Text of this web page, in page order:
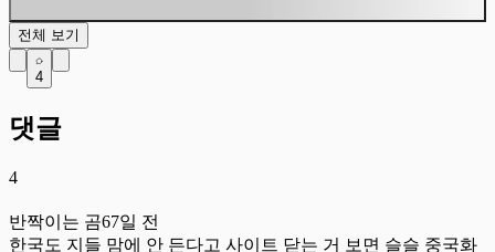
전체 보기
4
댓글
4
반짝이는 곰67일 전
한국도 지들 맘에 안 든다고 사이트 닫는 거 보면 슬슬 중국화